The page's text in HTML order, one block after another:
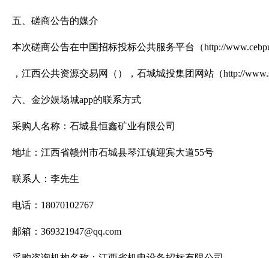
五、磋商公告的媒介
本次磋商公告在中国招标投标公共服务平台（http://
，江西公共资源交易网（ ），石城城投集团网站（http://
六、金沙娱场城app的联系方式
采购人名称：石城县恒鑫矿业有限公司
地址：江西省赣州市石城县琴江镇迎宾大道55号
联系人：李先生
电话： 18070102767
邮箱： 369321947@qq.com